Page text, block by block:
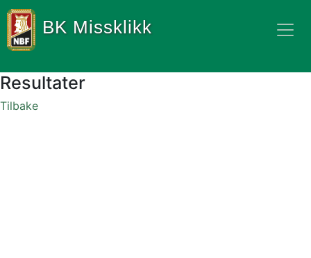
BK Missklikk
Resultater
Tilbake